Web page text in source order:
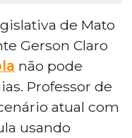
de Mato
Gerson Claro
não pode
Professor de
atual com
usando